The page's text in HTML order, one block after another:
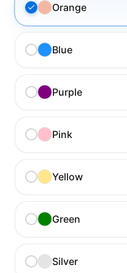
Orange
Blue
Purple
Pink
Yellow
Green
Silver